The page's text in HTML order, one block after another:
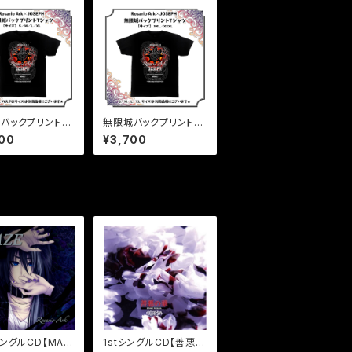
ックプリントT
S,Ｍ,L,XL】
無限城バックプリントT
シャツ【XXL,XXXL】
¥3,700
グルCD【MAZ
1stシングルCD【善悪の